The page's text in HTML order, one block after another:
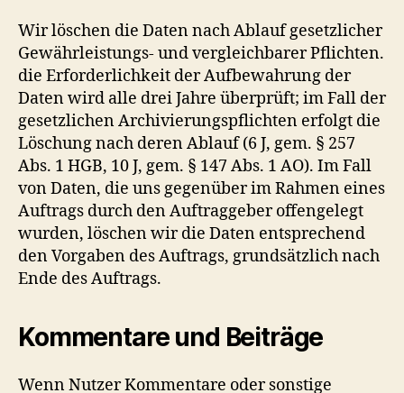
Wir löschen die Daten nach Ablauf gesetzlicher
Gewährleistungs- und vergleichbarer Pflichten.
die Erforderlichkeit der Aufbewahrung der
Daten wird alle drei Jahre überprüft; im Fall der
gesetzlichen Archivierungspflichten erfolgt die
Löschung nach deren Ablauf (6 J, gem. § 257
Abs. 1 HGB, 10 J, gem. § 147 Abs. 1 AO). Im Fall
von Daten, die uns gegenüber im Rahmen eines
Auftrags durch den Auftraggeber offengelegt
wurden, löschen wir die Daten entsprechend
den Vorgaben des Auftrags, grundsätzlich nach
Ende des Auftrags.
Kommentare und Beiträge
Wenn Nutzer Kommentare oder sonstige